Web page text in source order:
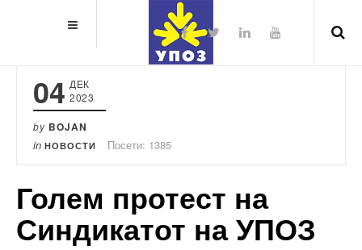
04 ДЕК
2023
by BOJAN
in НОВОСТИ Посети: 1385
Голем протест на
Синдикатот на УПОЗ